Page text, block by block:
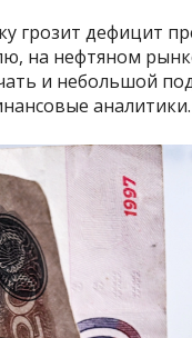
грозит дефицит
на нефтяном
и небольшой
аналитики.